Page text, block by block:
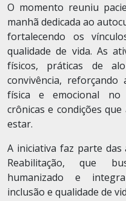
O momento reuniu
manhã dedicada ao
fortalecendo os
qualidade de vida. As
físicos, práticas de
convivência,
física e emocional no
crônicas e condições
estar.
A iniciativa faz parte das
Reabilitação, que
humanizado e
inclusão e qualidade de